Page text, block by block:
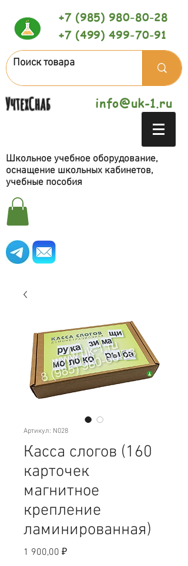
+7 (985) 980-80-28
+7 (499) 499-70-91
УчтехСнаб info@uk-1.ru
Школьное учебное оборудование,
оснащение школьных кабинетов,
учебные пособия
Артикул: N028
Касса слогов (160
карточек
магнитное
крепление
ламинированная)
1 900,00 ₽Цена